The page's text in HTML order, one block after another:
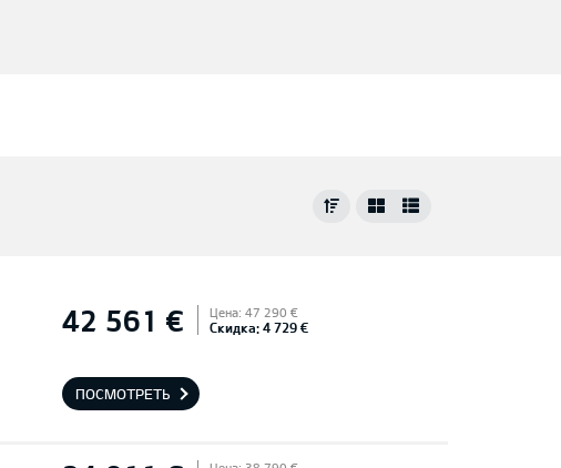
42 561 € Цена: 47 290 €
Скидка: 4 729 €
ПОСМОТРЕТЬ